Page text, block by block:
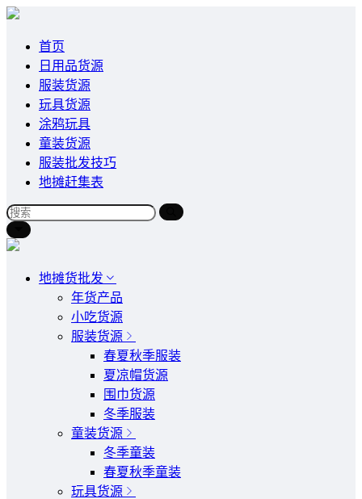
首页
日用品货源
服装货源
玩具货源
涂鸦玩具
童装货源
服装批发技巧
地摊赶集表
地摊货批发
年货产品
小吃货源
服装货源
春夏秋季服装
夏凉帽货源
围巾货源
冬季服装
童装货源
冬季童装
春夏秋季童装
玩具货源